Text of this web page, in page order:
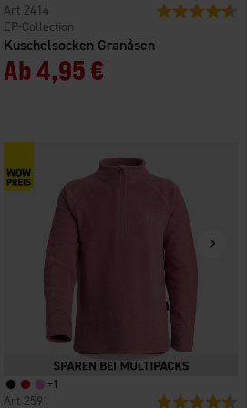
Kuschelsocken Granåsen
EP-Collection
2414
Ab4,95 €
Bewertung:
4.7 von 5 Sternen
+1
2591 Bewertung: